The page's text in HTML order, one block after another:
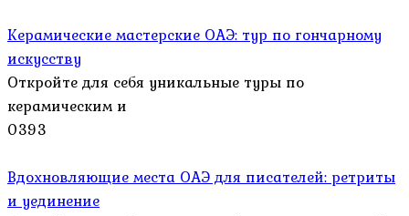
Керамические мастерские ОАЭ: тур по гончарному
искусству
Откройте для себя уникальные туры по
керамическим и
0393
Вдохновляющие места ОАЭ для писателей: ретриты
и уединение